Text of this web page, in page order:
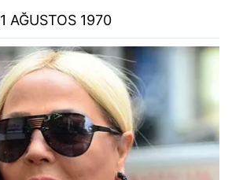
1 AĞUSTOS 1970